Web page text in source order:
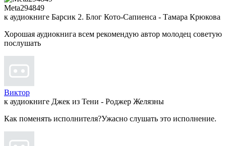
Meta294849
к аудиокниге Барсик 2. Блог Кото-Сапиенса - Тамара Крюкова
Хорошая аудиокнига всем рекомендую автор молодец советую
послушать
Виктор
к аудиокниге Джек из Тени - Роджер Желязны
Как поменять исполнителя?Ужасно слушать это исполнение.